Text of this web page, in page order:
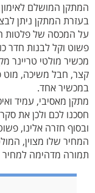
המתקן המושלם
בעזרת המתקן ניתן
על המכסה של פלטות
פשוט וקל לבנות חדר
מכשיר מולטי טריינר
קצר, חבל משיכה, מוט
במכשיר אחד.
מתקן מאסיבי, עמיד ואיכותי
חסכנו לכם ולכן את
ובסוף חזרה אלינו,
המחיר שלו מצוין,
תמורה מדהימה למחיר